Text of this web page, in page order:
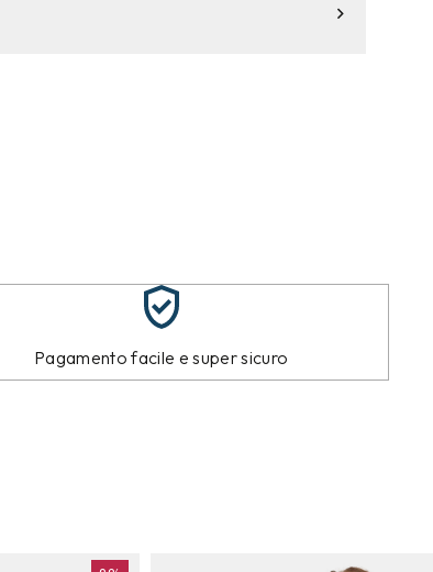
Pagamento facile e super sicuro